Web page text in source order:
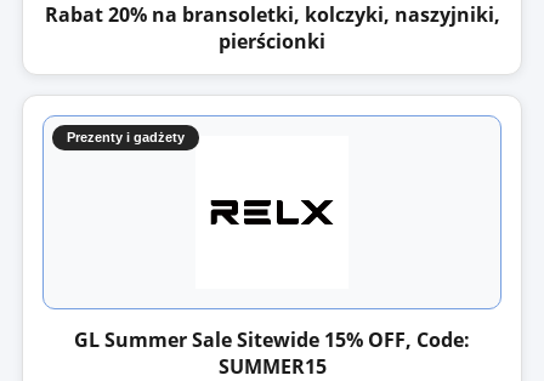
Rabat 20% na bransoletki, kolczyki, naszyjniki,
pierścionki
Prezenty i gadżety
GL Summer Sale Sitewide 15% OFF, Code:
SUMMER15